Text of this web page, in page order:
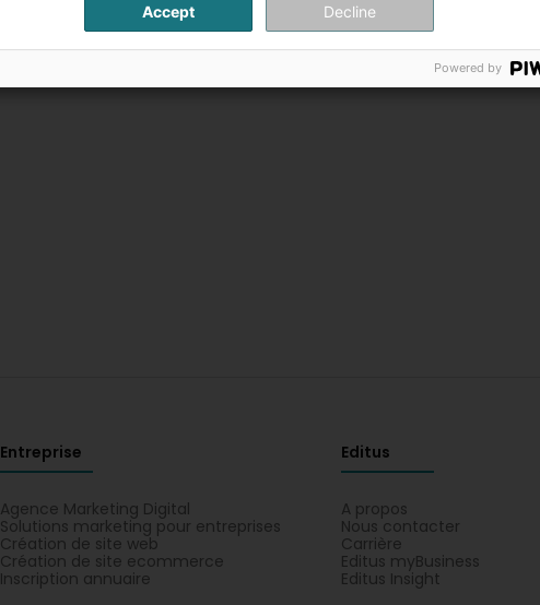
Entreprise
Agence Marketing Digital
Solutions marketing pour entreprises
Création de site web
Création de site ecommerce
Inscription annuaire
Editus
A propos
Nous contacter
Carrière
Editus myBusiness
Editus Insight
Accept Decline
Powered by